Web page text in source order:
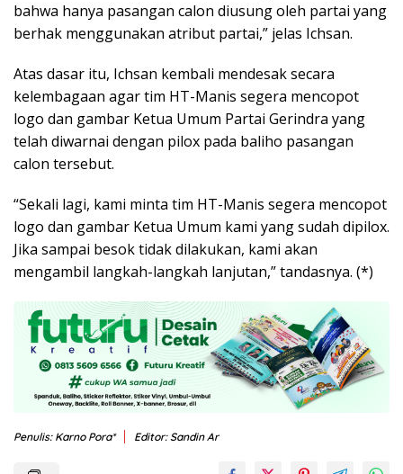
bahwa hanya pasangan calon diusung oleh partai yang
berhak menggunakan atribut partai,” jelas Ichsan.
Atas dasar itu, Ichsan kembali mendesak secara
kelembagaan agar tim HT-Manis segera mencopot
logo dan gambar Ketua Umum Partai Gerindra yang
telah diwarnai dengan pilox pada baliho pasangan
calon tersebut.
“Sekali lagi, kami minta tim HT-Manis segera mencopot
logo dan gambar Ketua Umum kami yang sudah dipilox.
Jika sampai besok tidak dilakukan, kami akan
mengambil langkah-langkah lanjutan,” tandasnya. (*)
Penulis: Karno Pora* Editor: Sandin Ar